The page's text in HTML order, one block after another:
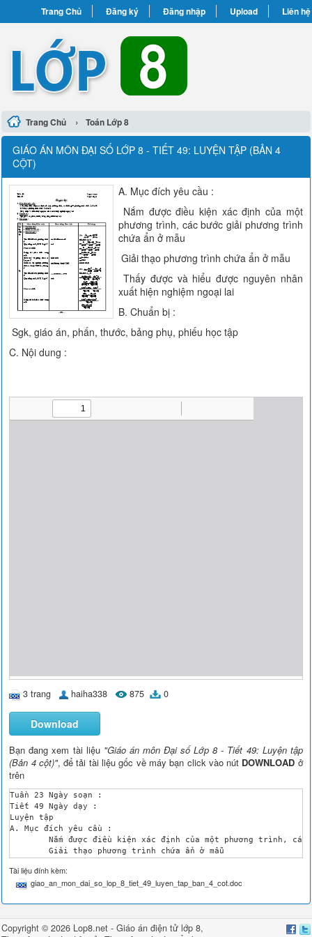
Trang Chủ Đăng ký Đăng nhập Upload Liên hệ
Trang Chủ › Toán Lớp 8
GIÁO ÁN MÔN ĐẠI SỐ LỚP 8 - TIẾT 49: LUYỆN TẬP (BẢN 4
CỘT)
A. Mục đích yêu cầu :
Nắm được điều kiện xác định của một
phương trình, các bước giải phương trình
chứa ẩn ở mẫu
Giải thạo phương trình chứa ẩn ở mẫu
Thấy được và hiểu được nguyên nhân
xuất hiện nghiệm ngoại lai
B. Chuẩn bị :
Sgk, giáo án, phấn, thước, bảng phụ, phiếu học tập
C. Nội dung :
3 trang haiha338 875 0
Download
Bạn đang xem tài liệu "Giáo án môn Đại số Lớp 8 - Tiết 49: Luyện tập
(Bản 4 cột)", để tải tài liệu gốc về máy bạn click vào nút DOWNLOAD ở
trên
Tuần 23	Ngày soạn :
Tiết 49	Ngày dạy :
Luyện tập
A. Mục đích yêu cầu :
	Nắm được điều kiện xác định của một phương trình, các bước giải phương trình chứa ẩn ở mẫu
	Giải thạo phương trình chứa ẩn ở mẫu
	Thấy được và hiểu được nguyên nhân xuất hiện nghiệm ngoại lai
B. Chuẩn bị :
	Sgk, giáo án, phấn, thước, bảng phụ, phiếu học tập
TG
Hoạt động Giáo viên
Hoạt động Học sinh
Tài liệu đính kèm:
giao_an_mon_dai_so_lop_8_tiet_49_luyen_tap_ban_4_cot.doc
Copyright © 2026 Lop8.net -Giáo án điện tử lớp 8,